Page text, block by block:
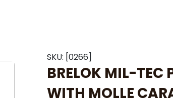
BRELOK MIL-TEC
WITH MOLLE
SKU: [0266]